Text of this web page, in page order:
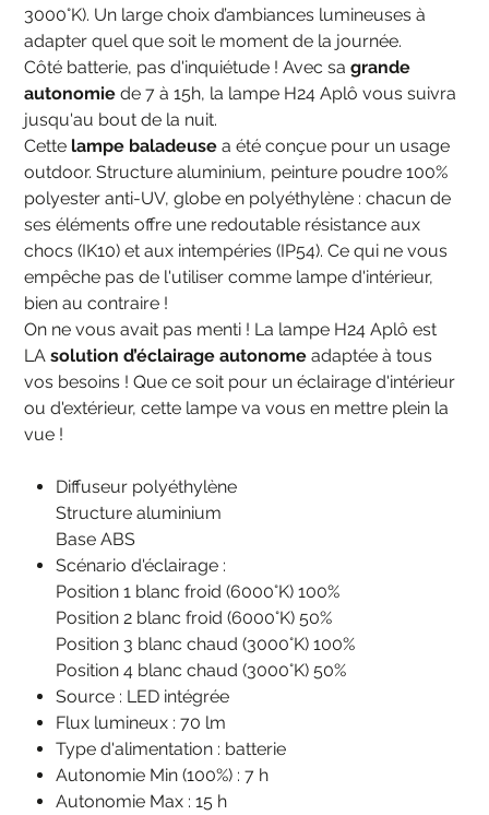
3000°K). Un large choix d’ambiances lumineuses à
adapter quel que soit le moment de la journée.
Côté batterie, pas d'inquiétude ! Avec sagrande
autonomie de 7 à 15h, la lampe H24 Aplô vous suivra
jusqu'au bout de la nuit.
Cette lampe baladeuse a été conçue pour un usage
outdoor. Structure aluminium, peinture poudre 100%
polyester anti-UV, globe en polyéthylène : chacun de
ses éléments offre une redoutable résistance aux
chocs (IK10) et aux intempéries (IP54). Ce qui ne vous
empêche pas de l'utiliser comme lampe d'intérieur,
bien au contraire !
On ne vous avait pas menti ! La lampe H24 Aplô est
LAsolution d’éclairage autonome adaptée à tous
vos besoins ! Que ce soit pour un éclairage d'intérieur
ou d'extérieur, cette lampe va vous en mettre plein la
vue !
Diffuseur polyéthylène
Structure aluminium
Base ABS
Scénario d'éclairage :
Position 1 blanc froid (6000°K) 100%
Position 2 blanc froid (6000°K) 50%
Position 3 blanc chaud (3000°K) 100%
Position 4 blanc chaud (3000°K) 50%
Source : LED intégrée
Flux lumineux : 70 lm
Type d'alimentation : batterie
Autonomie Min (100%) : 7 h
Autonomie Max : 15 h